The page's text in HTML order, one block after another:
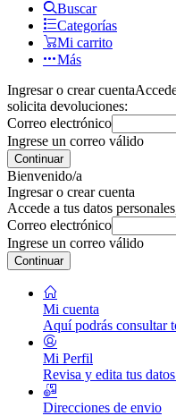
Buscar
Categorías
Mi carrito
Más
Ingresar o crear cuenta
solicita devoluciones:
Correo electrónico
Ingrese un correo válido
Continuar
Bienvenido/a
Ingresar o crear cuenta
Accede a tus datos
Correo electrónico
Ingrese un correo válido
Continuar
Mi cuenta
Aquí podrás consultar
Mi Perfil
Revisa y edita tus
Direcciones de envio